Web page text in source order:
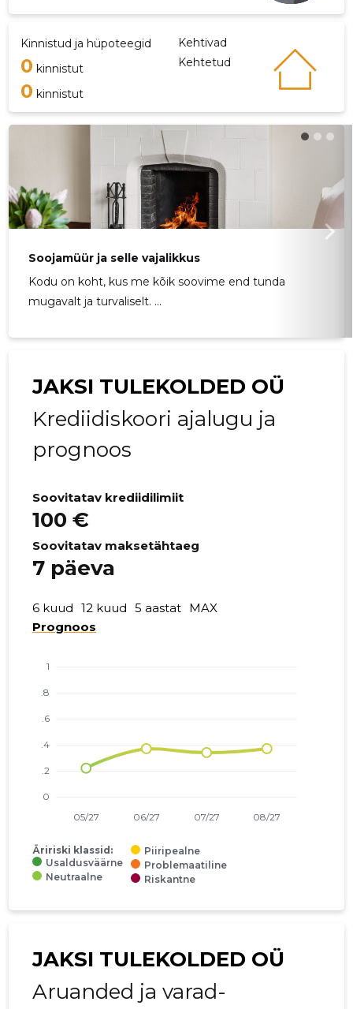
Kinnistud ja hüpoteegid Kehtivad
0 kinnistut Kehtetud
0 kinnistut
Soojamüür ja selle vajalikkus
Kodu on koht, kus me kõik soovime end tunda
mugavalt ja turvaliselt. ...
JAKSI TULEKOLDED OÜ
Krediidiskoori ajalugu ja
prognoos
Soovitatav krediidilimiit
100 €
Soovitatav maksetähtaeg
7 päeva
6 kuud 12 kuud 5 aastat MAX
Prognoos
Äririski klassid:
Usaldusväärne
Neutraalne
Piiripealne
Problemaatiline
Riskantne
JAKSI TULEKOLDED OÜ
Aruanded ja varad-